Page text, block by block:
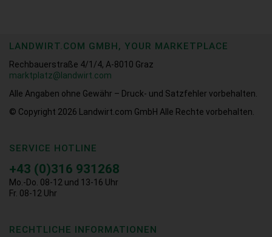
LANDWIRT.COM GMBH, YOUR MARKETPLACE
Rechbauerstraße 4/1/4, A-8010 Graz
marktplatz@landwirt.com
Alle Angaben ohne Gewähr – Druck- und Satzfehler vorbehalten.
© Copyright 2026
Landwirt.com GmbH Alle Rechte vorbehalten.
SERVICE HOTLINE
+43 (0)316 931268
Mo.-Do. 08-12 und 13-16 Uhr
Fr. 08-12 Uhr
RECHTLICHE INFORMATIONEN